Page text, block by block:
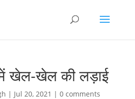
में खेल-खेल की लड़ाई
| Jul 20, 2021 | 0 comments